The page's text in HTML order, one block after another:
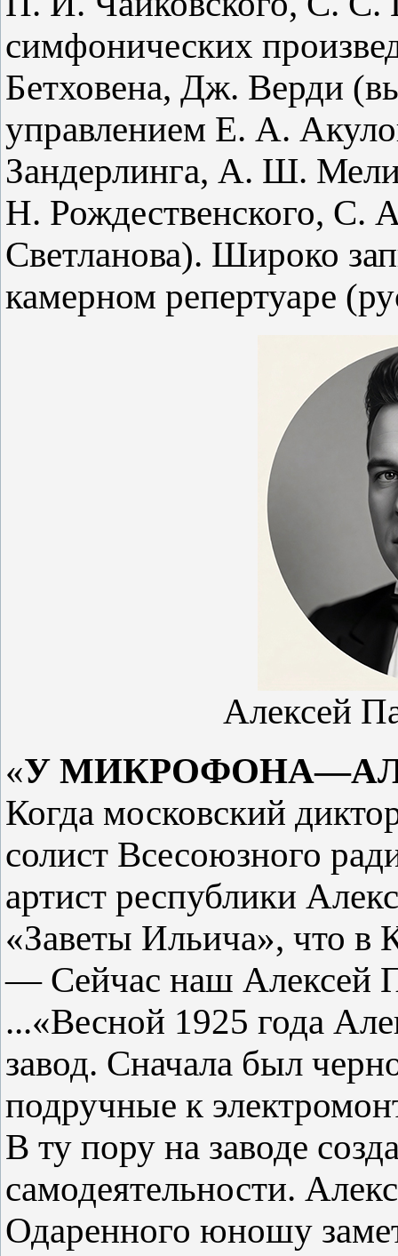
симфонических
Бетховена, Дж. Верди
управлением Е. А.
Зандерлинга, А. Ш.
Н. Рождественского, С.
Светланова). Широко
камерном репертуаре
Алексей
«У
Когда московский
солист Всесоюзного
артист республики
«Заветы Ильича», что в
— Сейчас наш Алексей
...«Весной 1925 года
завод. Сначала был
подручные к
В ту пору на заводе
самодеятельности.
Одаренного юношу